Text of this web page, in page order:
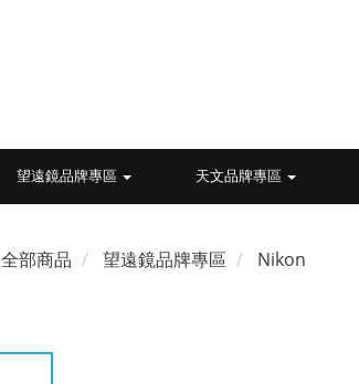
望遠鏡品牌專區 天文品牌專區
全部商品 望遠鏡品牌專區 Nikon